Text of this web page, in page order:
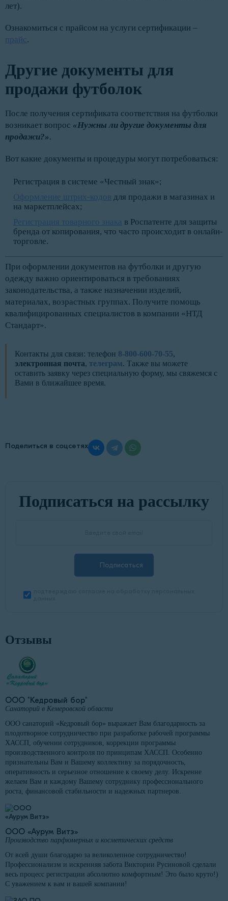
лет).
Ознакомиться с прайсом на услуги сертификации –
прайс .
Другие документы для
продажи футболок
После получения сертификата соответствия на футболки
возникает вопрос «Нужны ли другие документы для
продажи?».
Вот какие документы и процедуры могут потребоваться:
Регистрация в системе «Честный знак»;
Оформление штрих-кодов для продажи в магазинах и
на маркетплейсах;
Регистрация товарного знака в Роспатенте для защиты
бренда от копирования, что часто происходит в онлайн-
торговле.
При оформлении документов на футболки и другую
одежду важно ориентироваться в требованиях
законодательства, а также назначении изделий,
материалах, возрастных группах. Получите помощь
квалифицированных специалистов в компании «НТД
Стандарт».
Контакты для связи: телефон 8-800-600-70-55,
электронная почта, телеграм. Также вы можете
оставить заявку через специальную форму, мы свяжемся с
Вами в ближайшее время.
Поделиться в соцсетях
Подписаться на рассылку
Подписаться
Отзывы
ООО "Кедровый бор"
Санаторий в Кемеровской области
ООО санаторий «Кедровый бор» выражает Вам благодарность за
плодотворное сотрудничество при разработке рабочей программы
ХАССП, обучении сотрудников, коррекции программы
производственного контроля по принципам ХАССП. Особенно
признательны Вам и Вашему коллективу за порядочность,
оперативность и серьезное отношение к своему делу. Искренне
желаем Вам и каждому Вашему сотруднику профессионального
роста, финансовой стабильности и надежных партнеров.
ООО «Аурум Витэ»
Производство парфюмерных и косметических средств
От всей души благодарю за великолепное сотрудничество!
Профессионализм и искренняя забота Виктории Русиновой сделали
весь процесс регистрации абсолютно комфортным! Это было круто!)
С уважением к вам и вашей компании!